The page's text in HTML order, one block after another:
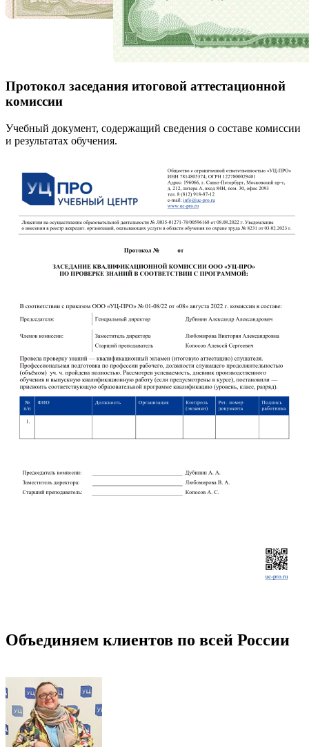
Протокол заседания итоговой аттестационной
комиссии
Учебный документ, содержащий сведения о составе комиссии
и результатах обучения.
Объединяем клиентов по всей России